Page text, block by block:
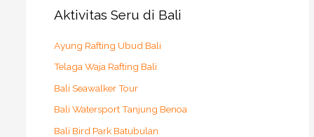
Aktivitas Seru di Bali
Ayung Rafting Ubud Bali
Telaga Waja Rafting Bali
Bali Seawalker Tour
Bali Watersport Tanjung Benoa
Bali Bird Park Batubulan